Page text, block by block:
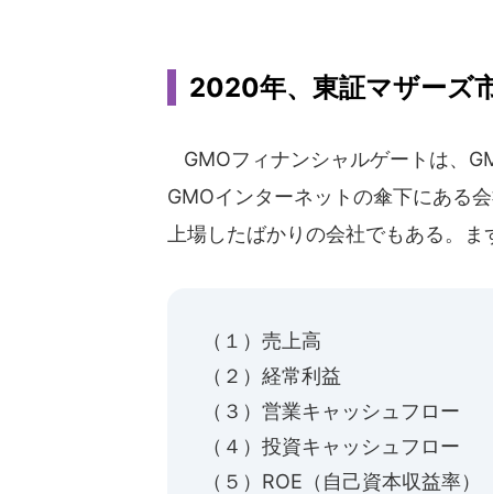
2020年、東証マザーズ
GMOフィナンシャルゲートは、
GMOインターネットの傘下にある
上場したばかりの会社でもある。
（１）売上高 上
（２）経常利益 上
（３）営業キャッシュフロー
（４）投資キャッシュフロー
（５）ROE（自己資本収益率